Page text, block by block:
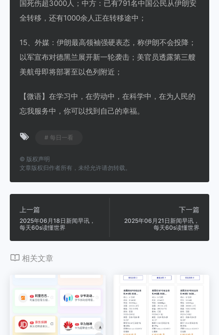
国死伤超3000人；中方：已有791名中国公民从伊朗安
全转移，还有1000余人正在转移途中；
15、外媒：伊朗最高领袖强硬表态，称伊朗不会投降；
以军宣布对德黑兰展开新一轮袭击；美官员透露第三艘
美航母即将部署至以色列附近；
【微语】在学习中，在劳动中，在科学中，在为人民的
忘我服务中，你可以找到自己的幸福。
# 每日一看
© 版权声明
文章版权归作者所有，未经允许请勿转载。
上一篇
2025年06月18日新闻早讯，
每天60s读懂世界
下一篇
2025年06月21日新闻早讯，
每天60s读懂世界
相关文章